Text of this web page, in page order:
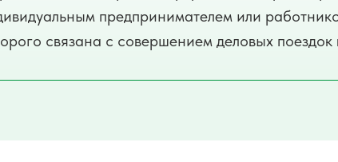
предпринимателем или
связана с совершением деловых